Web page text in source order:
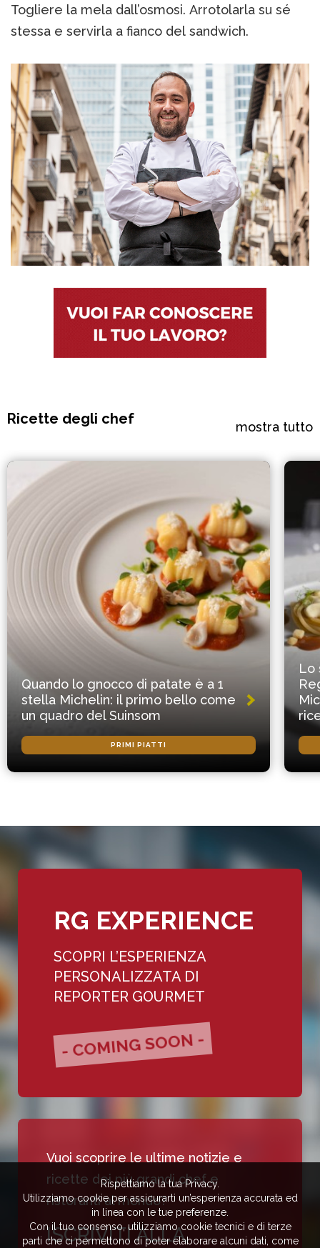
Togliere la mela dall’osmosi. Arrotolarla su sé
stessa e servirla a fianco del sandwich.
Ricette degli chef mostra tutto
Quando lo gnocco di patate è a 1
stella Michelin: il primo bello come
un quadro del Suinsom
PRIMI PIATTI
Lo
RG EXPERIENCE
SCOPRI L’ESPERIENZA
PERSONALIZZATA DI
REPORTER GOURMET
- COMING SOON -
Vuoi scoprire le ultime notizie e
ricette dei più grandi chef e
ristoranti al mondo?
ISCRIVITI ALLA
Rispettiamo la tua Privacy.
Utilizziamo cookie per assicurarti un’esperienza accurata ed
in linea con le tue preferenze.
Con il tuo consenso, utilizziamo cookie tecnici e di terze
parti che ci permettono di poter elaborare alcuni dati, come